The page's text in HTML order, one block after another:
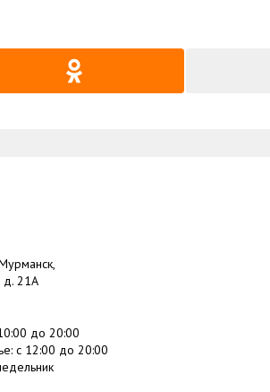
д. 21А
до 20:00
: c 12:00 до 20:00